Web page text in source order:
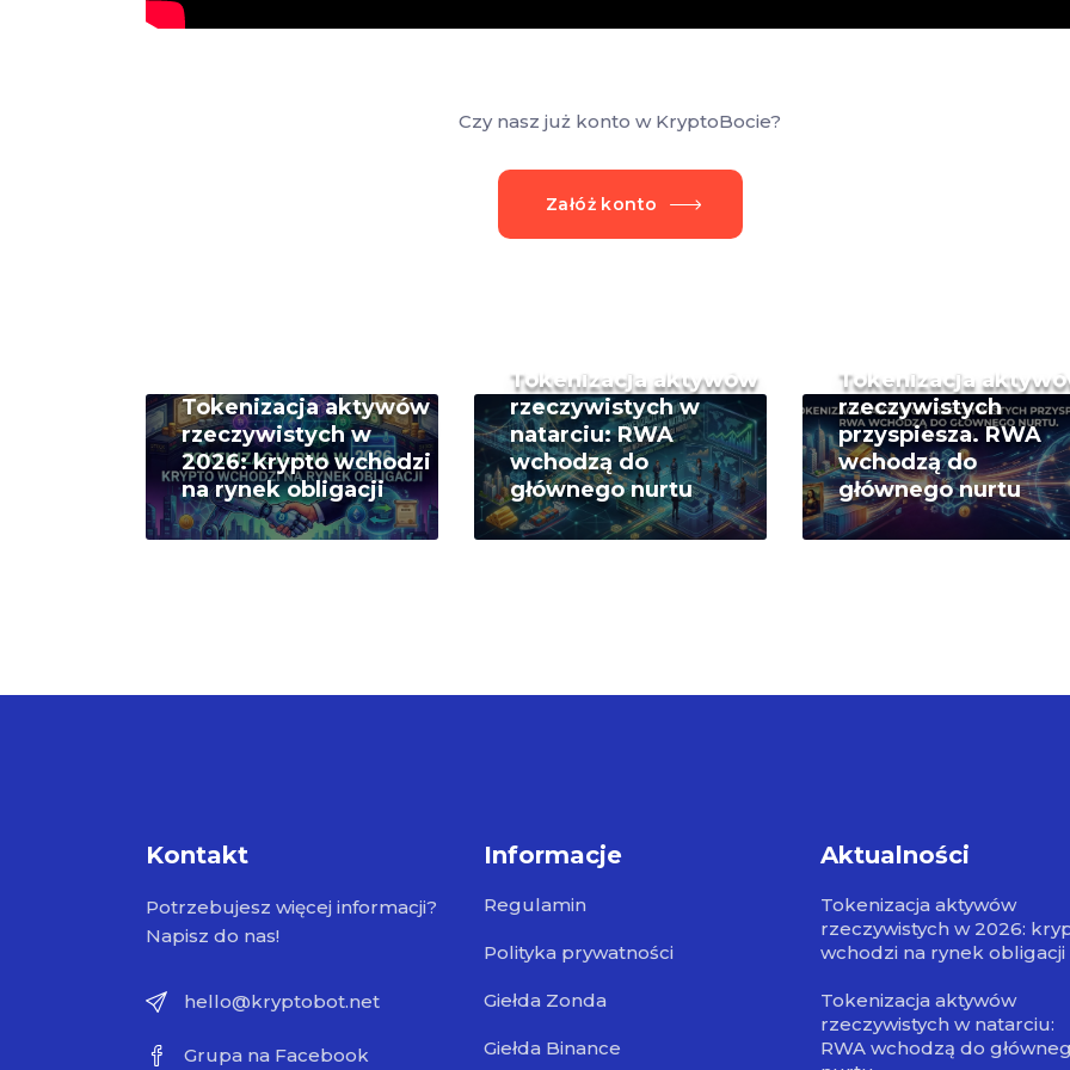
Czy nasz już konto w KryptoBocie?
Załóż konto
Tokenizacja aktywów
rzeczywistych w
2026: krypto wchodzi
na rynek obligacji
Tokenizacja aktywów
rzeczywistych w
natarciu: RWA
wchodzą do
głównego nurtu
Tokenizacja
rzeczywistych
przyspiesza. RWA
wchodzą do
głównego nurtu
Kontakt
Potrzebujesz więcej informacji?
Napisz do nas!
hello@kryptobot.net
Grupa na Facebook
Informacje
Regulamin
Polityka prywatności
Giełda Zonda
Giełda Binance
Aktualności
Tokenizacja aktywów
rzeczywistych w 2026:
wchodzi na rynek obligacji
Tokenizacja aktywów
rzeczywistych w natarciu:
RWA wchodzą do